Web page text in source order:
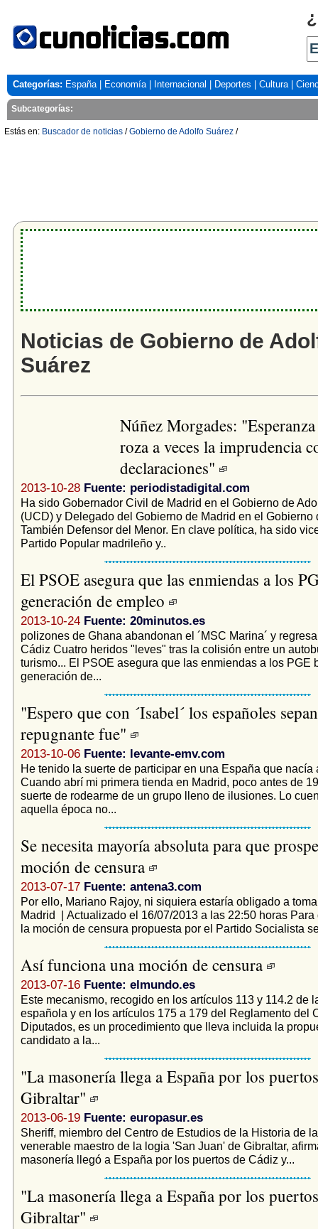
Categorías: España| Economía| Internacional Deportes Cultura|
Subcategorías:
Estás en: Buscador de noticias /Gobierno de Adolfo Suárez /
Noticias de Gobierno de
Suárez
Núñez Morgades:
roza a veces la imprudencia
declaraciones"
2013-10-28 Fuente: periodistadigital.com
Ha sido Gobernador Civil de Madrid en el Gobierno de
(UCD) y Delegado del Gobierno de Madrid en el Gobierno
También Defensor del Menor. En clave política, ha sido
Partido Popular madrileño y..
El PSOE asegura que las enmiendas a los
generación de empleo
2013-10-24 Fuente: 20minutos.es
polizones de Ghana abandonan el ´MSC Marina´ y
Cádiz Cuatro heridos "leves" tras la colisión entre un
turismo... El PSOE asegura que las enmiendas a los PGE
generación de...
"Espero que con ´Isabel´ los españoles
repugnante fue"
2013-10-06 Fuente: levante-emv.com
He tenido la suerte de participar en una España que nacía
Cuando abrí mi primera tienda en Madrid, poco antes de
suerte de rodearme de un grupo lleno de ilusiones. Lo
aquella época no...
Se necesita mayoría absoluta para que
moción de censura
2013-07-17 Fuente: antena3.com
Por ello, Mariano Rajoy, ni siquiera estaría obligado a
Madrid | Actualizado el 16/07/2013 a las 22:50 horas Para
la moción de censura propuesta por el Partido Socialista
Así funciona una moción de censura
2013-07-16 Fuente: elmundo.es
Este mecanismo, recogido en los artículos 113 y 114.2 de
española y en los artículos 175 a 179 del Reglamento del
Diputados, es un procedimiento que lleva incluida la
candidato a la...
"La masonería llega a España por los
Gibraltar"
2013-06-19 Fuente: europasur.es
Sheriff, miembro del Centro de Estudios de la Historia de
venerable maestro de la logia 'San Juan' de Gibraltar,
masonería llegó a España por los puertos de Cádiz y...
"La masonería llega a España por los
Gibraltar"